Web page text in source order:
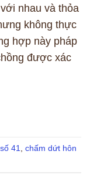
nhau và thỏa
không thực
hợp này pháp
được xác
41
chấm dứt hôn